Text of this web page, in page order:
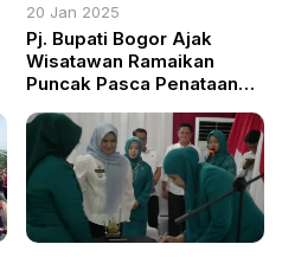
20 Jan 2025
Pj. Bupati Bogor Ajak
Wisatawan Ramaikan
Puncak Pasca Penataan